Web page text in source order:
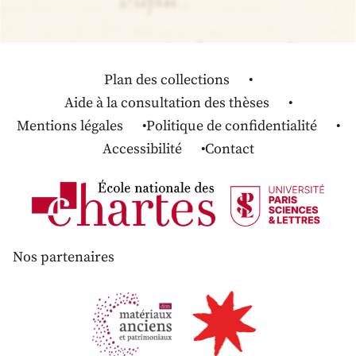
Plan des collections
Aide à la consultation des thèses
Mentions légales
Politique de confidentialité
Accessibilité
Contact
Nos partenaires